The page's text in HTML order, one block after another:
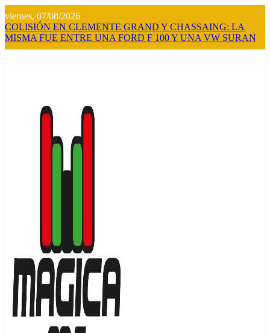
al
contenido
viernes, 07/08/2026
COLISIÓN EN CLEMENTE GRAND Y CHASSAING: LA
MISMA FUE ENTRE UNA FORD F 100 Y UNA VW SURAN